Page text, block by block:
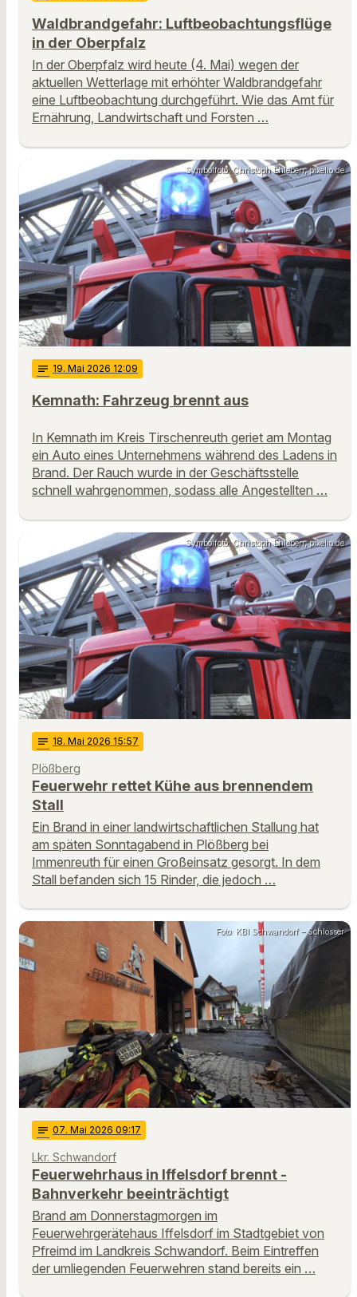
Waldbrandgefahr: Luftbeobachtungsflüge
in der Oberpfalz
In der Oberpfalz wird heute (4. Mai) wegen der
aktuellen Wetterlage mit erhöhter Waldbrandgefahr
eine Luftbeobachtung durchgeführt. Wie das Amt für
Ernährung, Landwirtschaft und Forsten …
Symbolfoto: Christoph Ehleben, pixelio.de
notes 19. Mai 2026 12:09
Kemnath: Fahrzeug brennt aus
In Kemnath im Kreis Tirschenreuth geriet am Montag
ein Auto eines Unternehmens während des Ladens in
Brand. Der Rauch wurde in der Geschäftsstelle
schnell wahrgenommen, sodass alle Angestellten …
Symbolfoto: Christoph Ehleben, pixelio.de
notes 18. Mai 2026 15:57
Plößberg
Feuerwehr rettet Kühe aus brennendem
Stall
Ein Brand in einer landwirtschaftlichen Stallung hat
am späten Sonntagabend in Plößberg bei
Immenreuth für einen Großeinsatz gesorgt. In dem
Stall befanden sich 15 Rinder, die jedoch …
Foto: KBI Schwandorf – Schlosser
notes 07. Mai 2026 09:17
Lkr. Schwandorf
Feuerwehrhaus in Iffelsdorf brennt -
Bahnverkehr beeinträchtigt
Brand am Donnerstagmorgen im
Feuerwehrgerätehaus Iffelsdorf im Stadtgebiet von
Pfreimd im Landkreis Schwandorf. Beim Eintreffen
der umliegenden Feuerwehren stand bereits ein …